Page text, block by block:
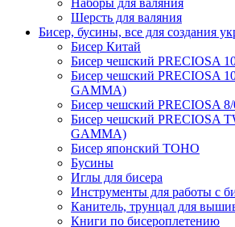
Наборы для валяния
Шерсть для валяния
Бисер, бусины, все для создания
Бисер Китай
Бисер чешский PRECIOSA
Бисер чешский PRECIOSA
GAMMA)
Бисер чешский PRECIOSA
Бисер чешский PRECIOSA
GAMMA)
Бисер японский TOHO
Бусины
Иглы для бисера
Инструменты для работы с
Канитель, трунцал для
Книги по бисероплетению